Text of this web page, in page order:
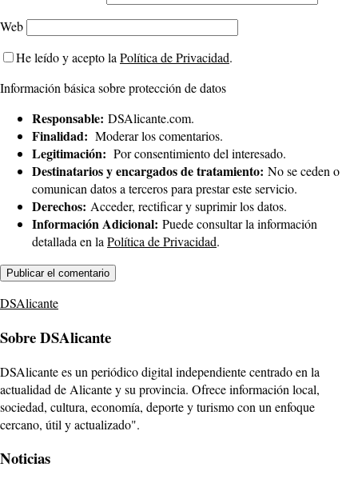
Web
He leído y acepto laPolítica de Privacidad.
Información básica sobre protección de datos
Responsable: DSAlicante.com.
Finalidad: Moderar los comentarios.
Legitimación: Por consentimiento del interesado.
Destinatarios y encargados de tratamiento: No se ceden o
comunican datos a terceros para prestar este servicio.
Derechos: Acceder, rectificar y suprimir los datos.
Información Adicional: Puede consultar la información
detallada en laPolítica de Privacidad.
DSAlicante
Sobre DSAlicante
DSAlicante es un periódico digital independiente centrado en la
actualidad de Alicante y su provincia. Ofrece información local,
sociedad, cultura, economía, deporte y turismo con un enfoque
cercano, útil y actualizado".
Noticias